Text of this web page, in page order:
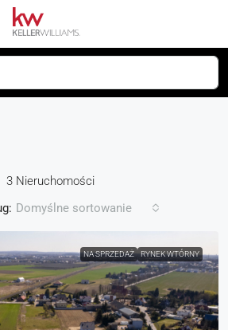
3 Nieruchomości
Domyślne sortowanie
NA SPRZEDAŻ RYNEK WTÓRNY